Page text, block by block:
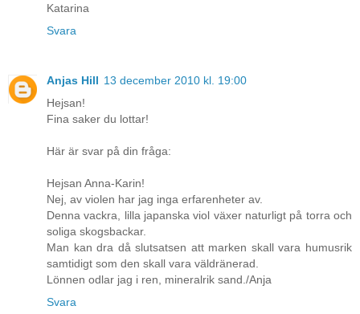
Katarina
Svara
Anjas Hill 13 december 2010 kl. 19:00
Hejsan!
Fina saker du lottar!
Här är svar på din fråga:
Hejsan Anna-Karin!
Nej, av violen har jag inga erfarenheter av.
Denna vackra, lilla japanska viol växer naturligt på torra och
soliga skogsbackar.
Man kan dra då slutsatsen att marken skall vara humusrik
samtidigt som den skall vara väldränerad.
Lönnen odlar jag i ren, mineralrik sand./Anja
Svara